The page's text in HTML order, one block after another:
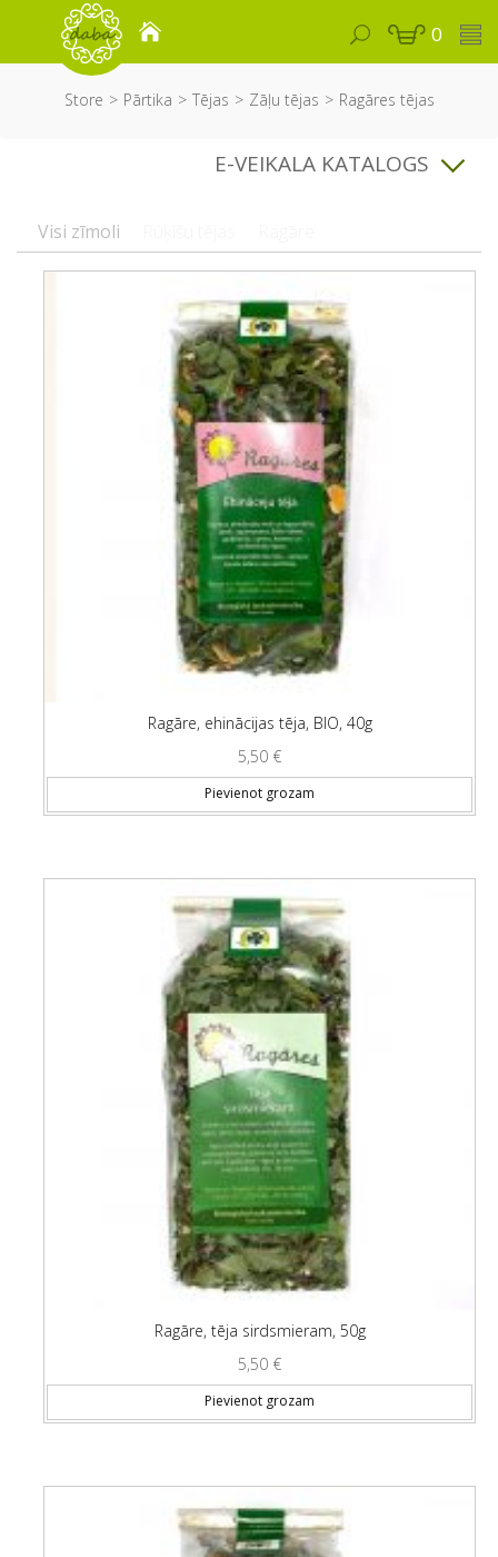
0
Store Pārtika Tējas Zāļu tējas Ragāres tējas
E-VEIKALA KATALOGS
Visi zīmoli
Ragāre, ehinācijas tēja, BIO, 40g
5,50 €
Pievienot grozam
Ragāre, tēja sirdsmieram, 50g
5,50 €
Pievienot grozam